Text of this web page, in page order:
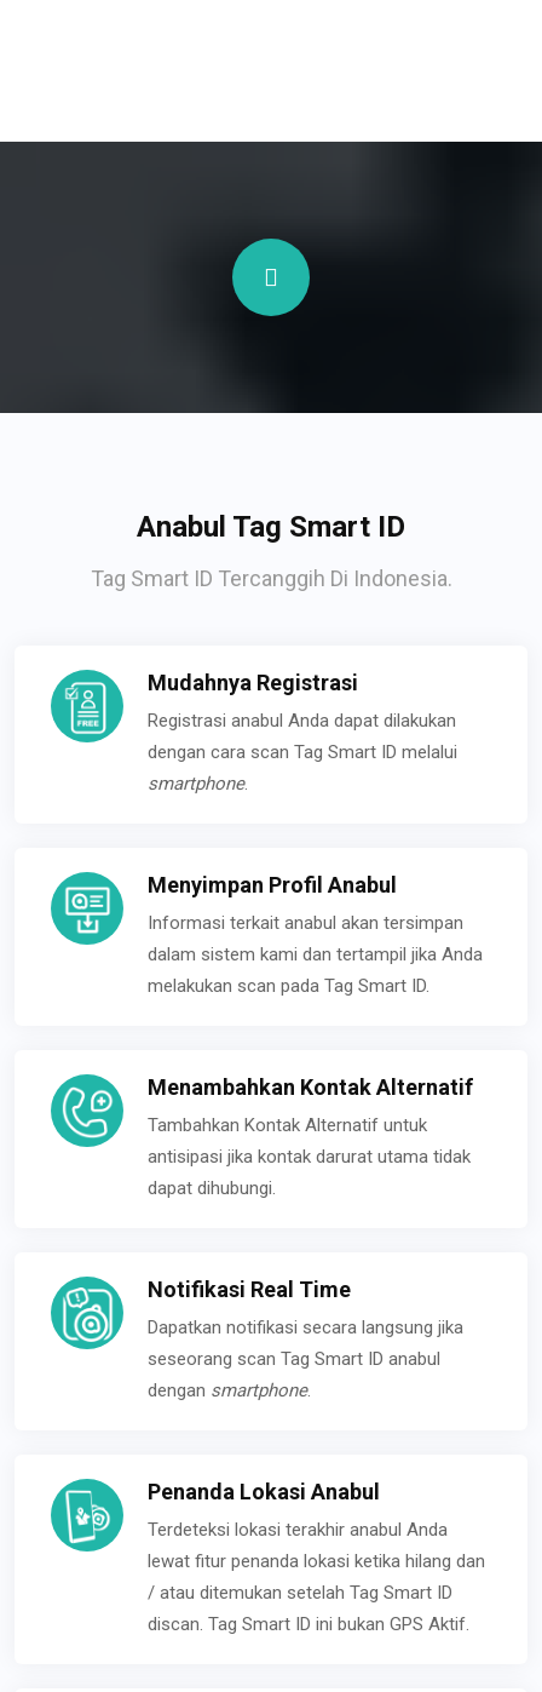
Anabul Tag Smart ID
Tag Smart ID Tercanggih Di Indonesia.
Mudahnya Registrasi
Registrasi anabul Anda dapat dilakukan
dengan cara scan Tag Smart ID melalui
smartphone.
Menyimpan Profil Anabul
Informasi terkait anabul akan tersimpan
dalam sistem kami dan tertampil jika Anda
melakukan scan pada Tag Smart ID.
Menambahkan Kontak Alternatif
Tambahkan Kontak Alternatif untuk
antisipasi jika kontak darurat utama tidak
dapat dihubungi.
Notifikasi Real Time
Dapatkan notifikasi secara langsung jika
seseorang scan Tag Smart ID anabul
dengan smartphone.
Penanda Lokasi Anabul
Terdeteksi lokasi terakhir anabul Anda
lewat fitur penanda lokasi ketika hilang dan
/ atau ditemukan setelah Tag Smart ID
discan. Tag Smart ID ini bukan GPS Aktif.